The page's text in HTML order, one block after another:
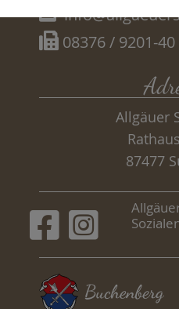
08376 / 9201-40
Allgäuer
87477